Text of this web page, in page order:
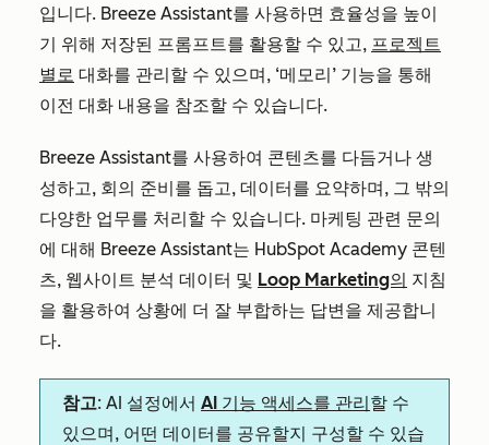
입니다. Breeze Assistant를 사용하면 효율성을 높이
기 위해 저장된 프롬프트를 활용할 수 있고, 프로젝트
별로 대화를 관리할 수 있으며, ‘메모리’ 기능을 통해
이전 대화 내용을 참조할 수 있습니다.
Breeze Assistant를 사용하여 콘텐츠를 다듬거나 생
성하고, 회의 준비를 돕고, 데이터를 요약하며, 그 밖의
다양한 업무를 처리할 수 있습니다. 마케팅 관련 문의
에 대해 Breeze Assistant는 HubSpot Academy 콘텐
츠, 웹사이트 분석 데이터 및 Loop Marketing의 지침
을 활용하여 상황에 더 잘 부합하는 답변을 제공합니
다.
참고: AI 설정에서 AI 기능 액세스를 관리할 수
있으며, 어떤 데이터를 공유할지 구성할 수 있습